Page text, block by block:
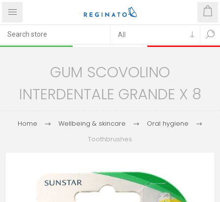
GUM SCOVOLINO
INTERDENTALE GRANDE X 8
Home Wellbeing & skincare
Oral hygiene
Toothbrushes